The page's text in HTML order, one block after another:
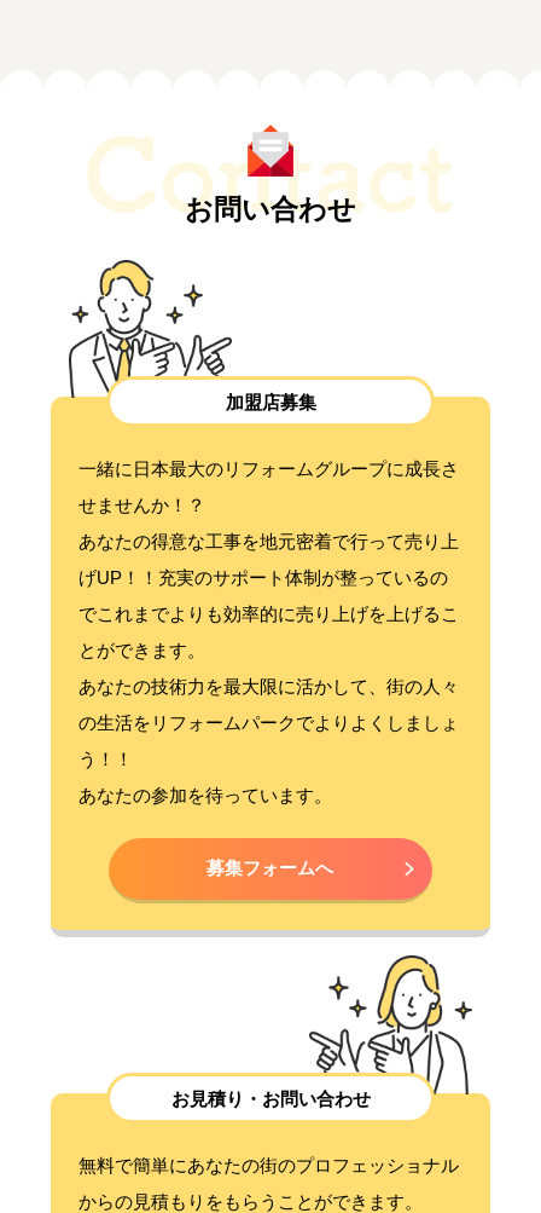
お問い合わせ
加盟店募集
一緒に日本最大のリフォームグループに成長さ
せませんか！？
あなたの得意な工事を地元密着で行って売り上
げUP！！充実のサポート体制が整っているの
でこれまでよりも効率的に売り上げを上げるこ
とができます。
あなたの技術力を最大限に活かして、街の人々
の生活をリフォームパークでよりよくしましょ
う！！
あなたの参加を待っています。
募集フォームへ
お見積り・お問い合わせ
無料で簡単にあなたの街のプロフェッショナル
からの見積もりをもらうことができます。